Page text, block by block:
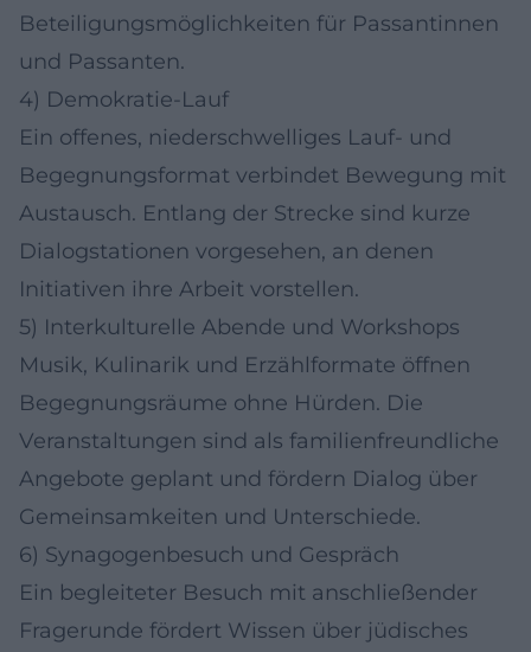
Beteiligungsmöglichkeiten für Passantinnen
und Passanten.
4) Demokratie-Lauf
Ein offenes, niederschwelliges Lauf- und
Begegnungsformat verbindet Bewegung mit
Austausch. Entlang der Strecke sind kurze
Dialogstationen vorgesehen, an denen
Initiativen ihre Arbeit vorstellen.
5) Interkulturelle Abende und Workshops
Musik, Kulinarik und Erzählformate öffnen
Begegnungsräume ohne Hürden. Die
Veranstaltungen sind als familienfreundliche
Angebote geplant und fördern Dialog über
Gemeinsamkeiten und Unterschiede.
6) Synagogenbesuch und Gespräch
Ein begleiteter Besuch mit anschließender
Fragerunde fördert Wissen über jüdisches